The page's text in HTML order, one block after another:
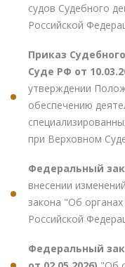
судов Судебного
Российской
Приказ
Суде РФ от
утверждении
обеспечению
при Верховном
Федеральный
внесении
закона "Об
Российской
Федеральный